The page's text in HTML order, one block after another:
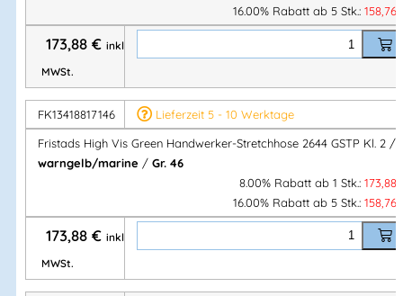
CORDURA®-verstärkte, lose hängende Vordertaschen
eine mitReißverschlusstasche,3 kleinen Taschen
Werkzeugschlaufen
D-Ringunter der losen Tasche
2 Vordertaschen
2 Gesäßtaschen
Beintaschemit Druckknopfverschluss,
Doppelt verstärkte Schrittnaht
Hammerschlaufe
CORDURA®-verstärkte Zollstocktasche
& Stifttasche sowie Knöpfen & Schlaufen für Messer
16.00% Rabatt ab 5 Stk.: 158,76
173,88 € inkl.
MWSt.
FK13418817146
Lieferzeit 5 - 10 Werktage
Fristads High Vis Green Handwerker-Stretchhose 2644 GSTP Kl. 2 /
warngelb/marine / Gr. 46
8.00% Rabatt ab 1 Stk.: 173,88
16.00% Rabatt ab 5 Stk.: 158,76
173,88 € inkl.
MWSt.